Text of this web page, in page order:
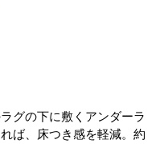
グの下に敷くアンダーラ
ば、床つき感を軽減。約